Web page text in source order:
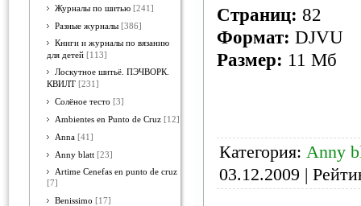
Журналы по шитью [241]
Разные журналы [386]
Книги и журналы по вязанию
для детей [113]
Лоскутное шитьё. ПЭЧВОРК.
КВИЛТ [231]
Солёное тесто [3]
Ambientes en Punto de Cruz [12]
Anna [41]
Anny blatt [23]
Artime Cenefas en punto de cruz
[7]
Benissimo [17]
Страниц: 82
Формат: DJVU
Размер: 11 Мб
Категория: Anny
03.12.2009 |